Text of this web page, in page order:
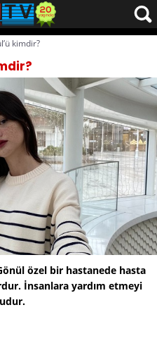
kimdir?
özel bir hastanede hasta
İnsanlara yardım etmeyi